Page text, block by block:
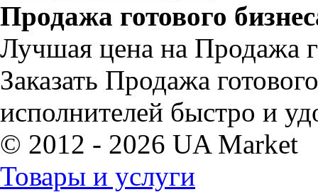
Продажа готового
Лучшая цена на Продажа
Заказать Продажа
исполнителей быстро и
© 2012 - 2026 UA Market
Товары и услуги